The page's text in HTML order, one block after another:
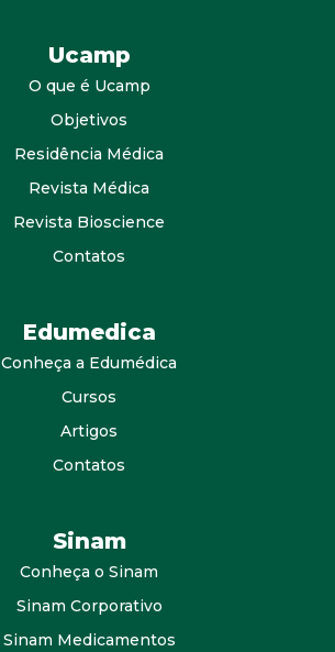
Ucamp
O que é Ucamp
Objetivos
Residência Médica
Revista Médica
Revista Bioscience
Contatos
Edumedica
Conheça a Edumédica
Cursos
Artigos
Contatos
Sinam
Conheça o Sinam
Sinam Corporativo
Sinam Medicamentos